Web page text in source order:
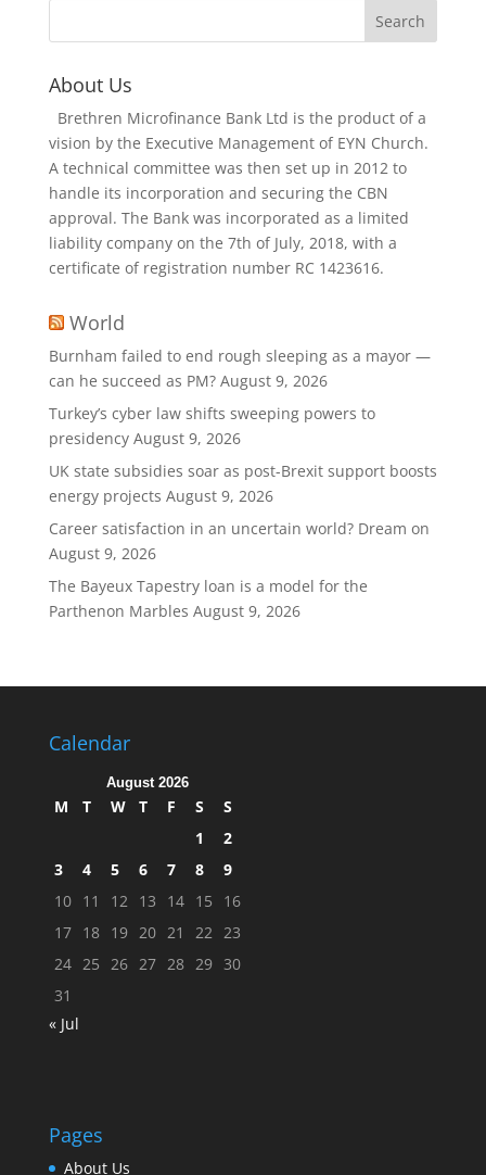
About Us
Brethren Microfinance Bank Ltd is the product of a
vision by the Executive Management of EYN Church.
A technical committee was then set up in 2012 to
handle its incorporation and securing the CBN
approval. The Bank was incorporated as a limited
liability company on the 7th of July, 2018, with a
certificate of registration number RC 1423616.
World
Burnham failed to end rough sleeping as a mayor —
can he succeed as PM? August 9, 2026
Turkey’s cyber law shifts sweeping powers to
presidency August 9, 2026
UK state subsidies soar as post-Brexit support boosts
energy projects August 9, 2026
Career satisfaction in an uncertain world? Dream on
August 9, 2026
The Bayeux Tapestry loan is a model for the
Parthenon Marbles August 9, 2026
Calendar
August 2026
M T W T F S
S
1
2
3
4 5 6 7 8
9
10 11 12 13 14 15
16
17 18 19 20 21 22 23
24 25 26 27 28 29 30
31
« Jul
Pages
About Us